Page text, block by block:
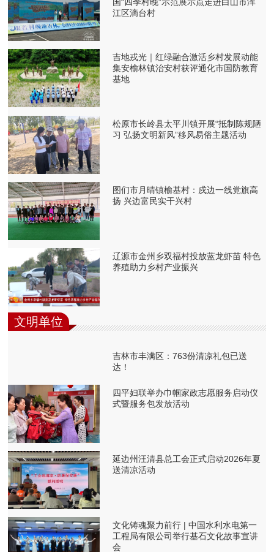
江区滴台村
吉地戎光｜红绿融合激活乡村发展动能
集安榆林镇治安村获评通化市国防教育
基地
松原市长岭县太平川镇开展“抵制陈规陋
习 弘扬文明新风”移风易俗主题活动
图们市月晴镇榆基村：戍边一线党旗高
扬 兴边富民实干兴村
辽源市金州乡双福村投放蓝龙虾苗 特色
养殖助力乡村产业振兴
文明单位
吉林市丰满区：763份清凉礼包已送
达！
四平妇联举办巾帼家政志愿服务启动仪
式暨服务包发放活动
延边州汪清县总工会正式启动2026年夏
送清凉活动
文化铸魂聚力前行 | 中国水利水电第一
工程局有限公司举行基石文化故事宣讲
会